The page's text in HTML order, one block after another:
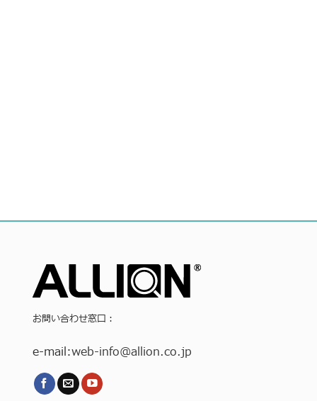
お問い合わせ窓口：
e-mail:web-info@allion.co.jp